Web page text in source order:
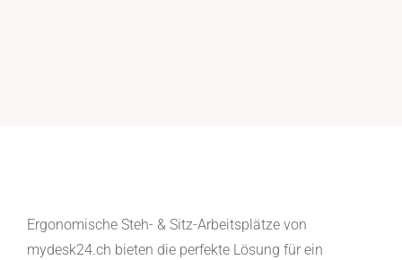
Ergonomische Steh- & Sitz-Arbeitsplätze von
mydesk24.ch bieten die perfekte Lösung für ein